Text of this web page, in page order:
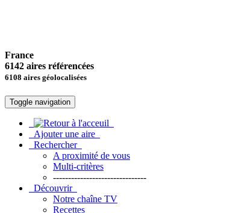
France
6142 aires référencées
6108 aires géolocalisées
Toggle navigation
Ajouter une aire
Rechercher
A proximité de vous
Multi-critères
-------------------------------
Découvrir
Notre chaîne TV
Recettes